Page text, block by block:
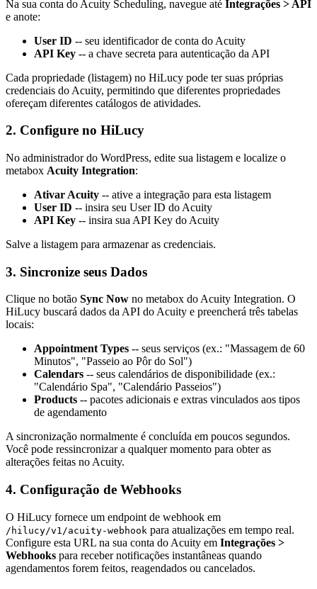
Na sua conta do Acuity Scheduling, navegue até Integrações > API
e anote:
User ID -- seu identificador de conta do Acuity
API Key -- a chave secreta para autenticação da API
Cada propriedade (listagem) no HiLucy pode ter suas próprias
credenciais do Acuity, permitindo que diferentes propriedades
ofereçam diferentes catálogos de atividades.
2. Configure no HiLucy
No administrador do WordPress, edite sua listagem e localize o
metabox Acuity Integration:
Ativar Acuity -- ative a integração para esta listagem
User ID -- insira seu User ID do Acuity
API Key -- insira sua API Key do Acuity
Salve a listagem para armazenar as credenciais.
3. Sincronize seus Dados
Clique no botão Sync Now no metabox do Acuity Integration. O
HiLucy buscará dados da API do Acuity e preencherá três tabelas
locais:
Appointment Types -- seus serviços (ex.: "Massagem de 60
Minutos", "Passeio ao Pôr do Sol")
Calendars -- seus calendários de disponibilidade (ex.:
"Calendário Spa", "Calendário Passeios")
Products -- pacotes adicionais e extras vinculados aos tipos
de agendamento
A sincronização normalmente é concluída em poucos segundos.
Você pode ressincronizar a qualquer momento para obter as
alterações feitas no Acuity.
4. Configuração de Webhooks
O HiLucy fornece um endpoint de webhook em
/hilucy/v1/acuity-webhook para atualizações em tempo real.
Configure esta URL na sua conta do Acuity em Integrações >
Webhooks para receber notificações instantâneas quando
agendamentos forem feitos, reagendados ou cancelados.